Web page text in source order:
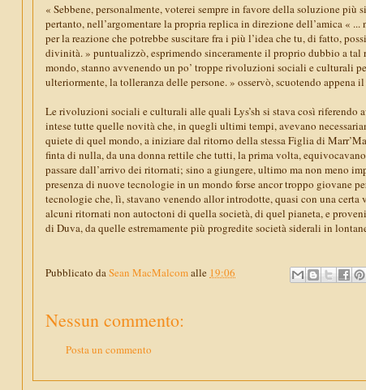
« Sebbene, personalmente, voterei sempre in favore della soluzione più
pertanto, nell’argomentare la propria replica in direzione dell’amica « ...
per la reazione che potrebbe suscitare fra i più l’idea che tu, di fatto,
divinità. » puntualizzò, esprimendo sinceramente il proprio dubbio a tal
mondo, stanno avvenendo un po’ troppe rivoluzioni sociali e culturali
ulteriormente, la tolleranza delle persone. » osservò, scuotendo appena
Le rivoluzioni sociali e culturali alle quali Lys’sh si stava così riferendo
intese tutte quelle novità che, in quegli ultimi tempi, avevano
quiete di quel mondo, a iniziare dal ritorno della stessa Figlia di
finta di nulla, da una donna rettile che tutti, la prima volta,
passare dall’arrivo dei ritornati; sino a giungere, ultimo ma non meno
presenza di nuove tecnologie in un mondo forse ancor troppo giovane
tecnologie che, lì, stavano venendo allor introdotte, quasi con una certa
alcuni ritornati non autoctoni di quella società, di quel pianeta, e
di Duva, da quelle estremamente più progredite società siderali in
Pubblicato daSean MacMalcomalle 19:06
Nessun commento:
Posta un commento